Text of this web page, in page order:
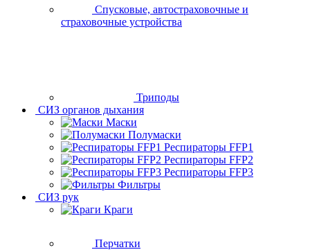
Спусковые, автостраховочные и
страховочные устройства
Триподы
СИЗ органов дыхания
Маски
Полумаски
Респираторы FFP1
Респираторы FFP2
Респираторы FFP3
Фильтры
СИЗ рук
Краги
Перчатки